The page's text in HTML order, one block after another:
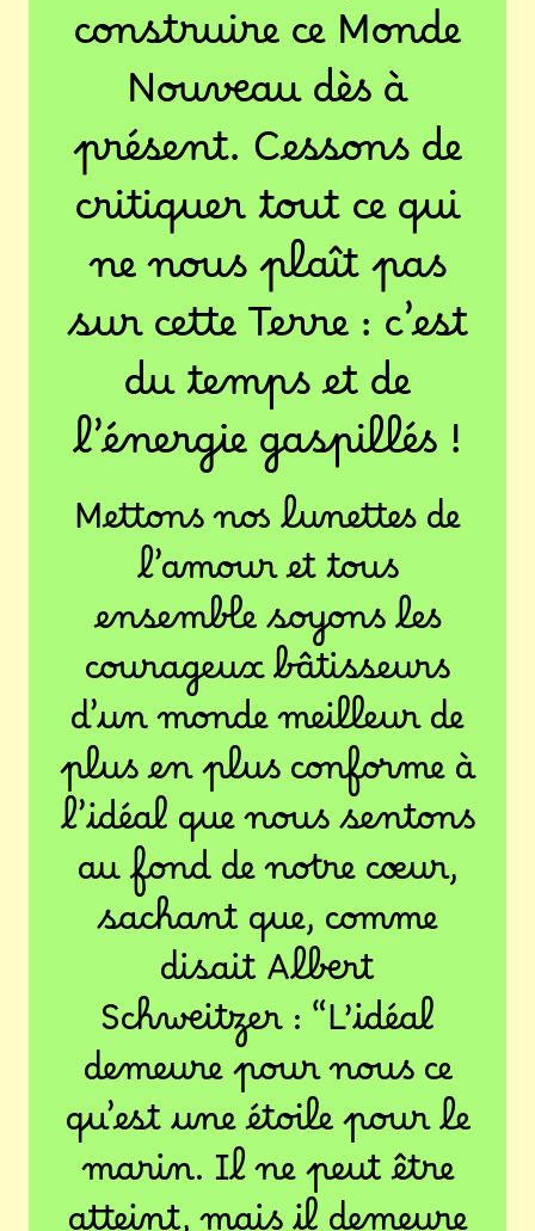
construire ce Monde
Nouveau dès à
présent. Cessons de
critiquer tout ce qui
ne nous plaît pas
sur cette Terre : c’est
du temps et de
l’énergie gaspillés !
Mettons nos lunettes de
l’amour et tous
ensemble soyons les
courageux bâtisseurs
d’un monde meilleur de
plus en plus conforme à
l’idéal que nous sentons
au fond de notre cœur,
sachant que, comme
disait Albert
Schweitzer : “L’idéal
demeure pour nous ce
qu’est une étoile pour le
marin. Il ne peut être